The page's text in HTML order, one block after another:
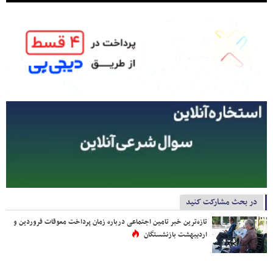
در بحث مشارکت کنید
تازه‌ترین خبر تامین اجتماعی درباره زمان پرداخت معوقات فروردین و
اردیبهشت بازنشستگان